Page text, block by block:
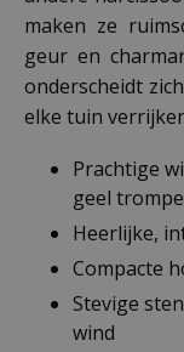
maken ze
geur en
onderscheidt
elke tuin
Prachtige
geel
Heerlijke,
Compacte
Stevige
wind